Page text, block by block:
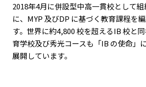
2018年4月に併設型中高一貫校として
に、MYP 及びDP に基づく教育課程を
す。世界に約4,800 校を超えるIB 校と
育学校及び秀光コースも「IB の使命」
展開しています。